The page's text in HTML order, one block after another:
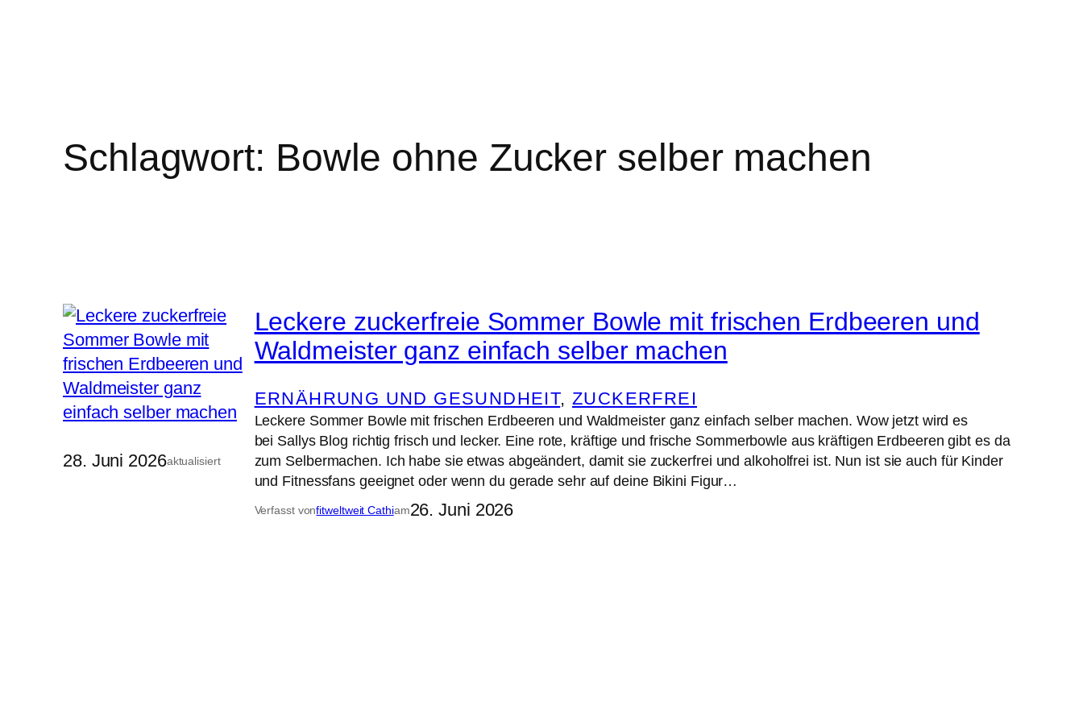
Schlagwort: Bowle ohne Zucker selber machen
28. Juni 2026aktualisiert
Leckere zuckerfreie Sommer Bowle mit frischen Erdbeeren und
Waldmeister ganz einfach selber machen
ERNÄHRUNG UND GESUNDHEIT, ZUCKERFREI
Leckere Sommer Bowle mit frischen Erdbeeren und Waldmeister ganz einfach selber machen. Wow jetzt wird es
bei Sallys Blog richtig frisch und lecker. Eine rote, kräftige und frische Sommerbowle aus kräftigen Erdbeeren gibt es da
zum Selbermachen. Ich habe sie etwas abgeändert, damit sie zuckerfrei und alkoholfrei ist. Nun ist sie auch für Kinder
und Fitnessfans geeignet oder wenn du gerade sehr auf deine Bikini Figur…
Verfasst vonfitweltweit Cathiam26. Juni 2026